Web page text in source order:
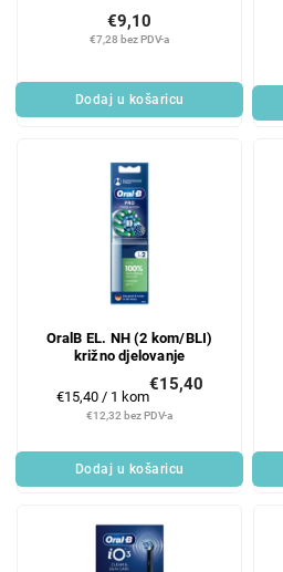
€7,28 bez PDV-a
€9,10
Dodaj u košaricu
OralB EL. NH (2 kom/BLI)
križno djelovanje
€12,32 bez PDV-a
€15,40
Mjerenje
cijene:
€15,40 / 1 kom
Dodaj u košaricu